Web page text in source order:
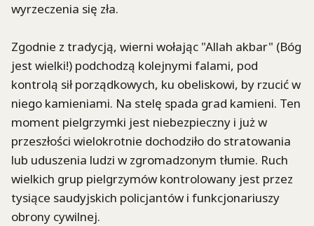
wyrzeczenia się zła.
Zgodnie z tradycją, wierni wołając "Allah akbar" (Bóg
jest wielki!) podchodzą kolejnymi falami, pod
kontrolą sił porządkowych, ku obeliskowi, by rzucić w
niego kamieniami. Na stelę spada grad kamieni. Ten
moment pielgrzymki jest niebezpieczny i już w
przeszłości wielokrotnie dochodziło do stratowania
lub uduszenia ludzi w zgromadzonym tłumie. Ruch
wielkich grup pielgrzymów kontrolowany jest przez
tysiące saudyjskich policjantów i funkcjonariuszy
obrony cywilnej.